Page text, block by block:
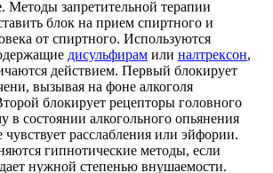
. Методы запретительной терапии
блок на прием спиртного и
от спиртного. Используются
дисульфирам или налтрексон,
действием. Первый блокирует
вызывая на фоне алкоголя
блокирует рецепторы головного
в состоянии алкогольного опьянения
расслабления или эйфории.
гипнотические методы, если
нужной степенью внушаемости.